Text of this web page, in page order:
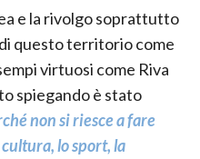
e la rivolgo soprattutto
questo territorio come
virtuosi come Riva
spiegando è stato
non si riesce a fare
lo sport, la